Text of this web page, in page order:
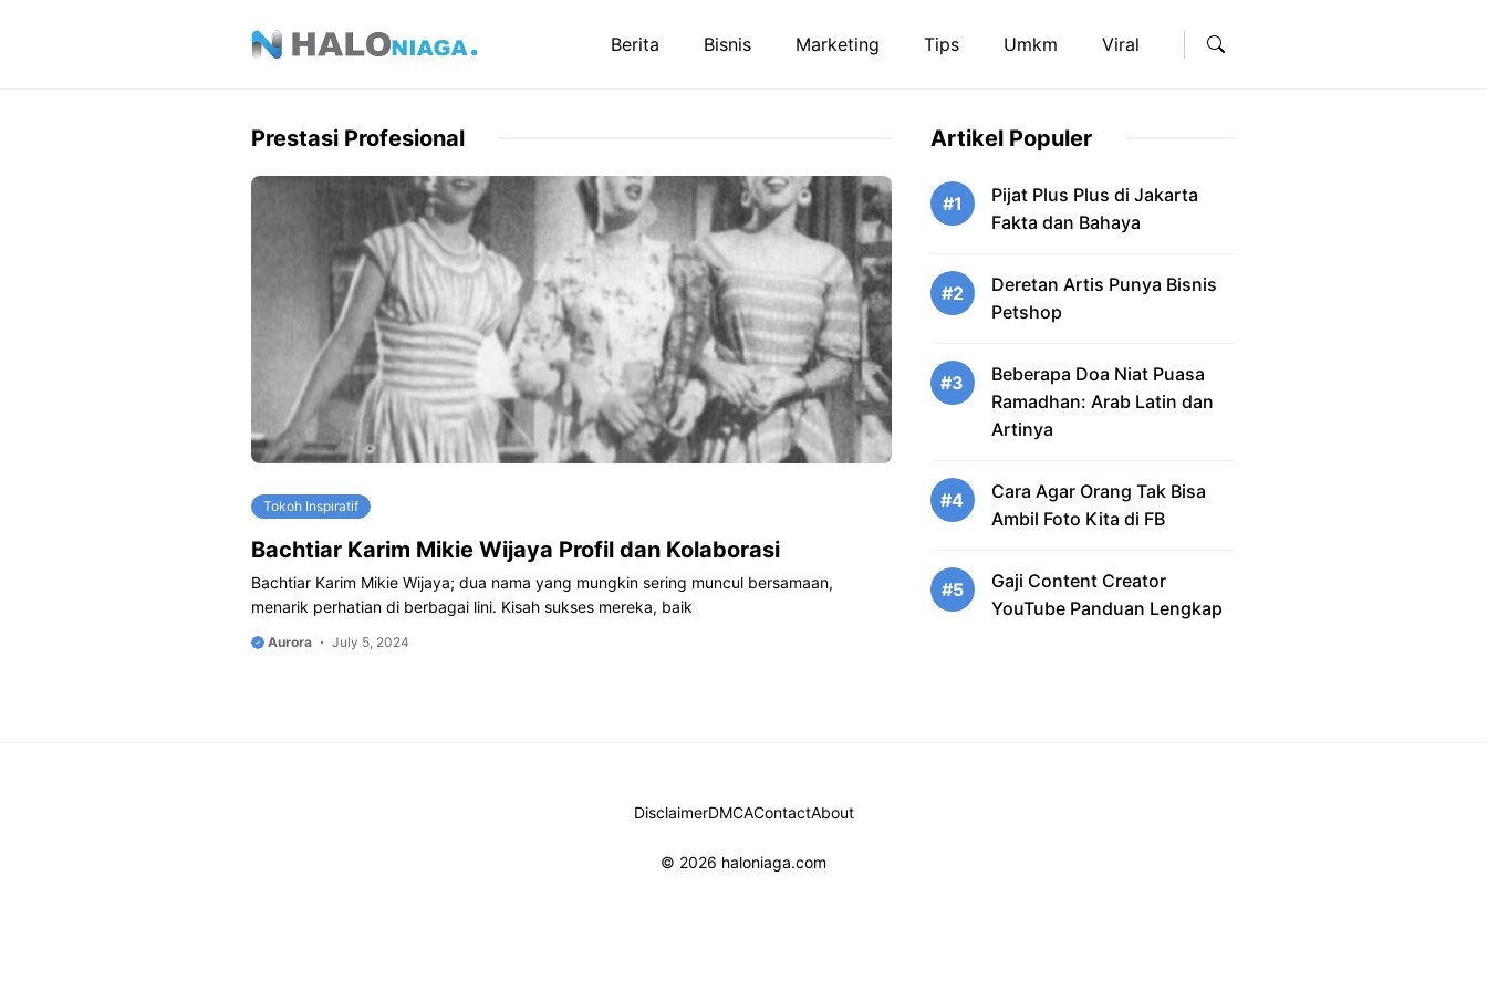
Berita Bisnis Marketing Tips Umkm Viral
Prestasi Profesional
Tokoh Inspiratif
Bachtiar Karim Mikie Wijaya Profil dan Kolaborasi
Bachtiar Karim Mikie Wijaya; dua nama yang mungkin sering muncul bersamaan,
menarik perhatian di berbagai lini. Kisah sukses mereka, baik
Aurora July 5, 2024
Artikel Populer
#1
Pijat Plus Plus di Jakarta
Fakta dan Bahaya
#2
Deretan Artis Punya Bisnis
Petshop
#3
Beberapa Doa Niat Puasa
Ramadhan: Arab Latin dan
Artinya
#4
Cara Agar Orang Tak Bisa
Ambil Foto Kita di FB
#5
Gaji Content Creator
YouTube Panduan Lengkap
DisclaimerDMCAContactAbout
© 2026 haloniaga.com